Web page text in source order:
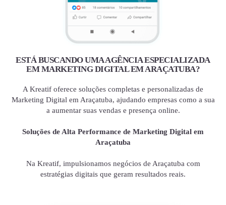
ESTÁ BUSCANDO UMA AGÊNCIA ESPECIALIZADA
EM MARKETING DIGITAL EM ARAÇATUBA?
A Kreatif oferece soluções completas e personalizadas de
Marketing Digital em Araçatuba, ajudando empresas como a sua
a aumentar suas vendas e presença online.
Soluções de Alta Performance de Marketing Digital em
Araçatuba
Na Kreatif, impulsionamos negócios de Araçatuba com
estratégias digitais que geram resultados reais.